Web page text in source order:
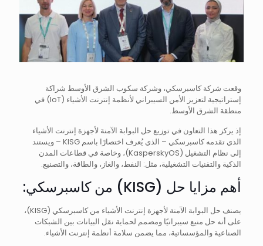
وقعت شركة كاسبرسكي، وشركة سكوب الشرق الأوسط شراكة
إستراتيجية لتعزيز الأمن السيبراني لأنظمة إنترنت الأشياء (IoT) في
منطقة الشرق الأوسط.
إذ يركز هذا التعاون في توزيع حل البوابة الآمنة لأجهزة إنترنت الأشياء
الذي تقدمه كاسبرسكي – الذي يُعرف اختصارًا باسم KISG – ويستند
إلى نظام التشغيل (KasperskyOS)، وخاصة في قطاعات المدن
الذكية والتقنيات التشغيلية، مثل: النفط، والغاز، والطاقة، والتصنيع.
أهم مزايا حل (KISG) من كاسبرسكي:
يصنف حل البوابة الآمنة لأجهزة إنترنت الأشياء من كاسبرسكي (KISG)،
على أنه حل منيع سيبرانيًا ومصمم لحماية نقل البيانات بين الشبكات
الصناعية والمؤسساتية، مما يضمن سلامة أنظمة إنترنت الأشياء.